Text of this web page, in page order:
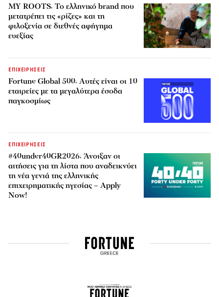
MY ROOTS: Το ελληνικό brand που
μετατρέπει τις «ρίζες» και τη
φιλοξενία σε διεθνές αφήγημα
ευεξίας
ΕΠΙΧΕΙΡΗΣΕΙΣ
Fortune Global 500: Αυτές είναι οι 10
εταιρείες με τα μεγαλύτερα έσοδα
παγκοσμίως
ΕΠΙΧΕΙΡΗΣΕΙΣ
#40under40GR2026: Άνοιξαν οι
αιτήσεις για τη λίστα που αναδεικνύει
τη νέα γενιά της ελληνικής
επιχειρηματικής ηγεσίας – Apply
Now!